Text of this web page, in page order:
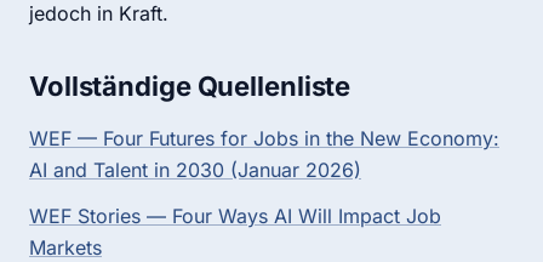
jedoch in Kraft.
Vollständige Quellenliste
WEF — Four Futures for Jobs in the New Economy:
AI and Talent in 2030 (Januar 2026)
WEF Stories — Four Ways AI Will Impact Job
Markets